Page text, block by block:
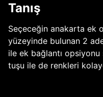
Tanış
Seçeceğin anakarta ek
yüzeyinde bulunan 2
ile ek bağlantı opsiyonu
tuşu ile de renkleri